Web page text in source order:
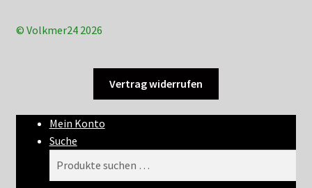
© Volkmer24 2026
Vertrag widerrufen
Mein Konto
Suche